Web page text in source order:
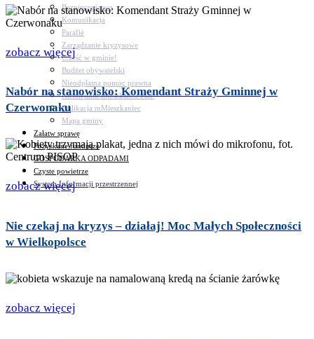
Bezpieczeństwo
Komunikacja
Parafie
Zarządzanie kryzysowe
C.ześć w gminie!
Budżet obywatelski
Nieodpłatna pomoc prawna
Niezbędnik mieszkańca PDF
Aplikacja mMieszkaniec
Mapa gminy
Załatw sprawę
Pozyskane fundusze
GOSPODARKA ODPADAMI
Czyste powietrze
System Informacji przestrzennej
zobacz więcej
Nabór na stanowisko: Komendant Straży Gminnej w
Czerwonaku
zobacz więcej
Nie czekaj na kryzys – działaj! Moc Małych Społeczności
w Wielkopolsce
zobacz więcej